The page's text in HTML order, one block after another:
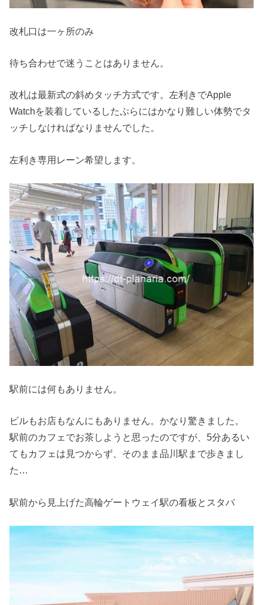
改札口は一ヶ所のみ
待ち合わせで迷うことはありません。
改札は最新式の斜めタッチ方式です。左利きでApple
Watchを装着しているしたぷらにはかなり難しい体勢でタ
ッチしなければなりませんでした。
左利き専用レーン希望します。
駅前には何もありません。
ビルもお店もなんにもありません。かなり驚きました。
駅前のカフェでお茶しようと思ったのですが、5分あるい
てもカフェは見つからず、そのまま品川駅まで歩きまし
た…
駅前から見上げた高輪ゲートウェイ駅の看板とスタバ